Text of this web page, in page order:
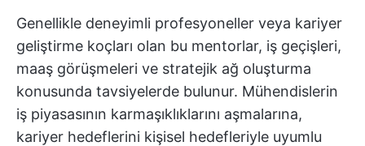
Genellikle deneyimli profesyoneller veya kariyer
geliştirme koçları olan bu mentorlar, iş geçişleri,
maaş görüşmeleri ve stratejik ağ oluşturma
konusunda tavsiyelerde bulunur. Mühendislerin
iş piyasasının karmaşıklıklarını aşmalarına,
kariyer hedeflerini kişisel hedefleriyle uyumlu